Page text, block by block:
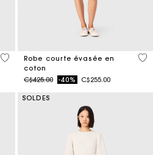
3,3 out of 5 Customer Rating
Robe courte évasée en
coton
Price reduced from
C$425.00to-40% C$255.00
5
SOLDES